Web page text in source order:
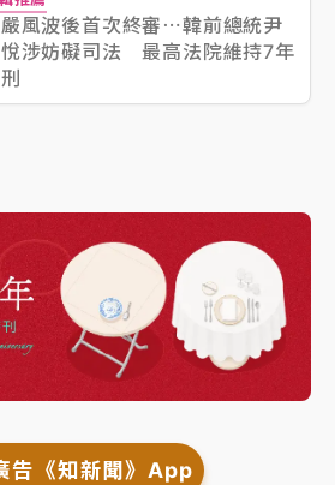
風波後首次終審⋯韓前總統尹
涉妨礙司法 最高法院維持7年
告《知新聞》App